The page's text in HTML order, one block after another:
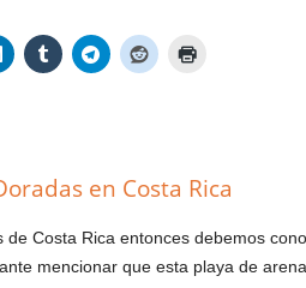
en Costa Rica
Costa Rica entonces debemos
mencionar que esta playa de